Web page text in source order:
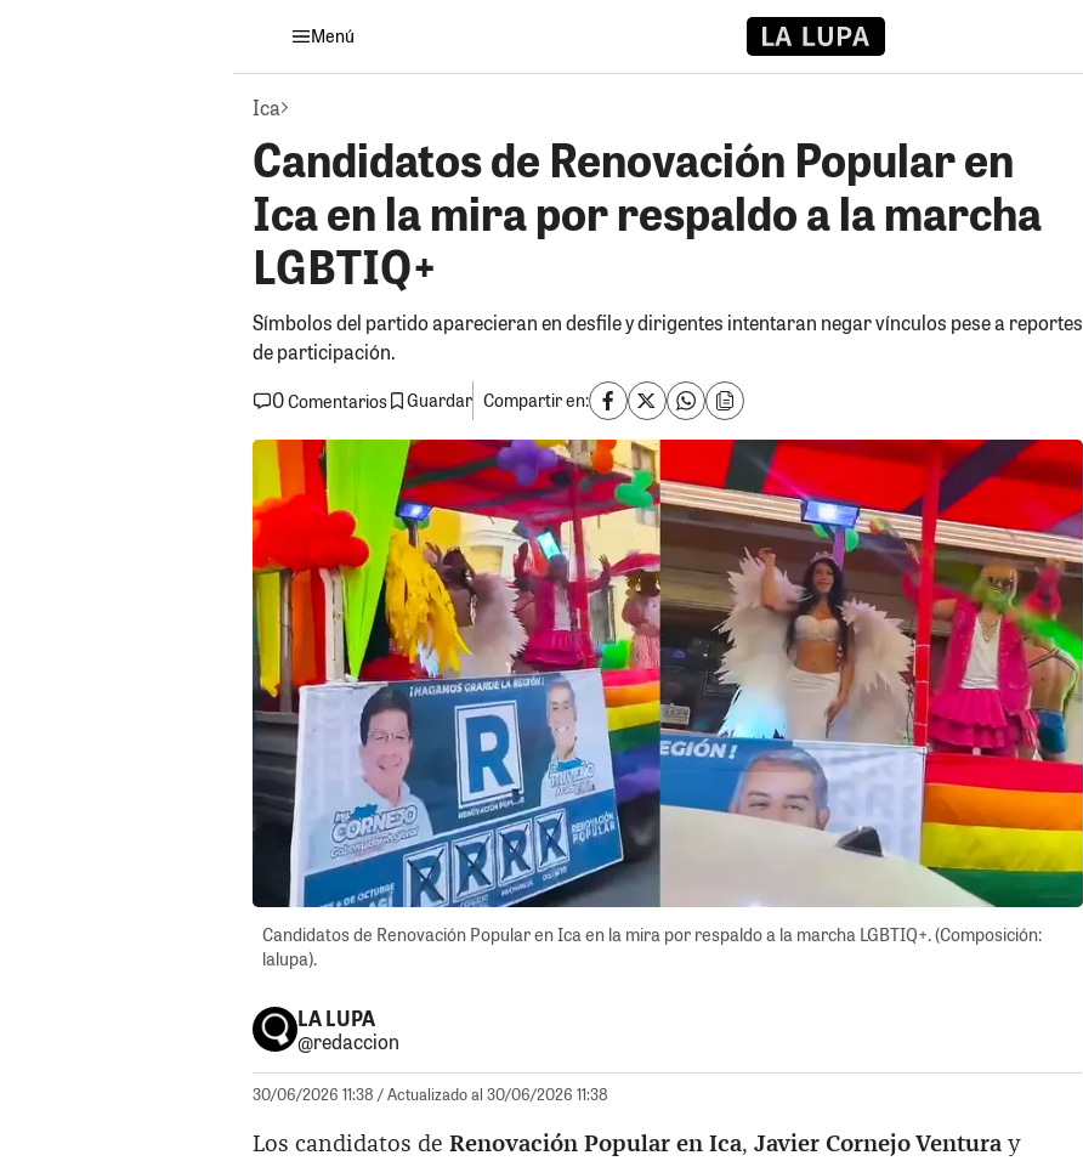
Menú
Ica
Candidatos de Renovación Popular en
Ica en la mira por respaldo a la marcha
LGBTIQ+
Símbolos del partido aparecieran en desfile y dirigentes intentaran negar vínculos pese a reportes
de participación.
0Comentarios Guardar Compartir en:
Candidatos de Renovación Popular en Ica en la mira por respaldo a la marcha LGBTIQ+. (Composición:
lalupa).
LA LUPA
@redaccion
30/06/2026 11:38 / Actualizado al 30/06/2026 11:38
Los candidatos de Renovación Popular en Ica, Javier Cornejo Ventura y